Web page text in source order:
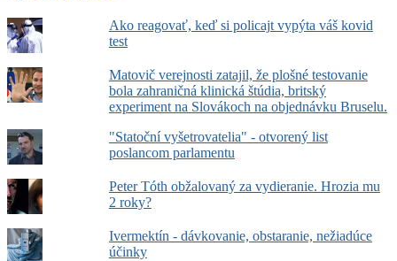
Ako reagovať, keď si policajt vypýta váš kovid
test
Matovič verejnosti zatajil, že plošné testovanie
bola zahraničná klinická štúdia, britský
experiment na Slovákoch na objednávku Bruselu.
"Statoční vyšetrovatelia" - otvorený list
poslancom parlamentu
Peter Tóth obžalovaný za vydieranie. Hrozia mu
2 roky?
Ivermektín - dávkovanie, obstaranie, nežiadúce
účinky